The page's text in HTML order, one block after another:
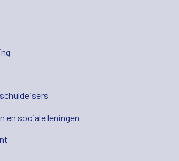
en sociale leningen